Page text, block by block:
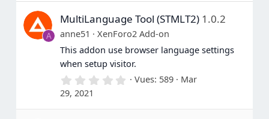
l
(
s
A
MultiLanguage Tool (STMLT2) 1.0.2
anne51
XenForo2 Add-on
This addon use browser language settings
when setup visitor.
0
0
Vues 589
Mar
29, 2021